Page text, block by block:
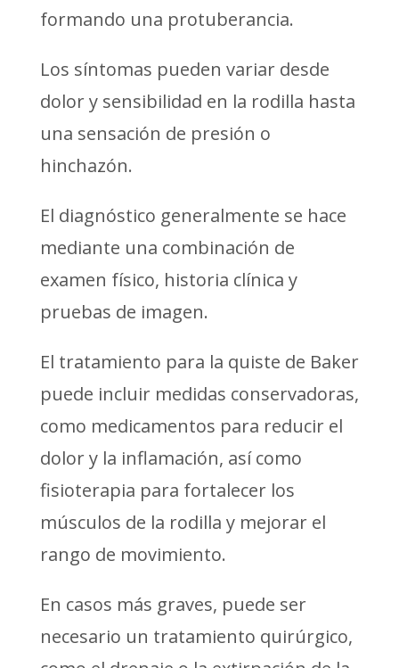
formando una protuberancia.
Los síntomas pueden variar desde
dolor y sensibilidad en la rodilla hasta
una sensación de presión o
hinchazón.
El diagnóstico generalmente se hace
mediante una combinación de
examen físico, historia clínica y
pruebas de imagen.
El tratamiento para la quiste de Baker
puede incluir medidas conservadoras,
como medicamentos para reducir el
dolor y la inflamación, así como
fisioterapia para fortalecer los
músculos de la rodilla y mejorar el
rango de movimiento.
En casos más graves, puede ser
necesario un tratamiento quirúrgico,